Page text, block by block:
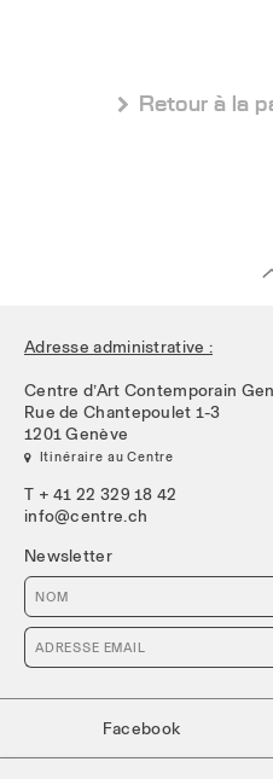
 Retour à la
Adresse administrative :
Centre d’Art Contemporain
Rue de Chantepoulet 1-3
1201 Genève
 Itinéraire au Centre
T + 41 22 329 18 42
info@centre.ch
Newsletter
Facebook